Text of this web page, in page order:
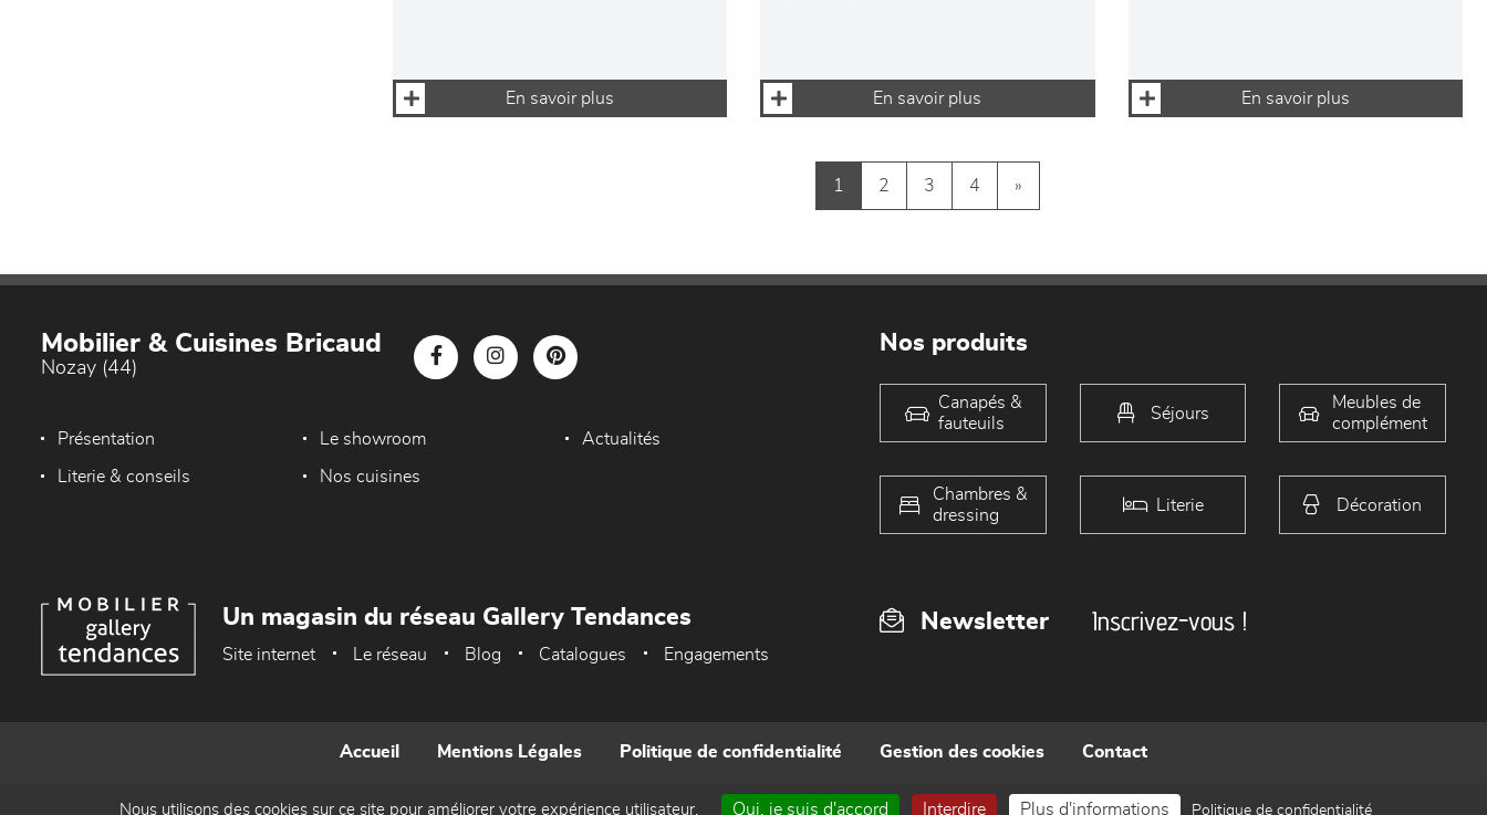
En savoir plus En savoir plus En savoir plus
1 2 3 4 »
Mobilier & Cuisines Bricaud
Nozay (44)
Présentation Le showroom Actualités
Literie & conseils Nos cuisines
Nos produits
Canapés &
fauteuils
Séjours
Meubles de
complément
Chambres &
dressing
Literie Décoration
Newsletter Inscrivez-vous !
Un magasin du réseau Gallery Tendances
Site internet Le réseau Blog Catalogues Engagements
Accueil Mentions Légales Politique de confidentialité Gestion des cookies Contact
Réalisé par WEB Enseignes
Nous utilisons des cookies sur ce site pour améliorer votre expérience utilisateur. Oui, je suis d'accord Interdire Plus d'informations Politique de confidentialité